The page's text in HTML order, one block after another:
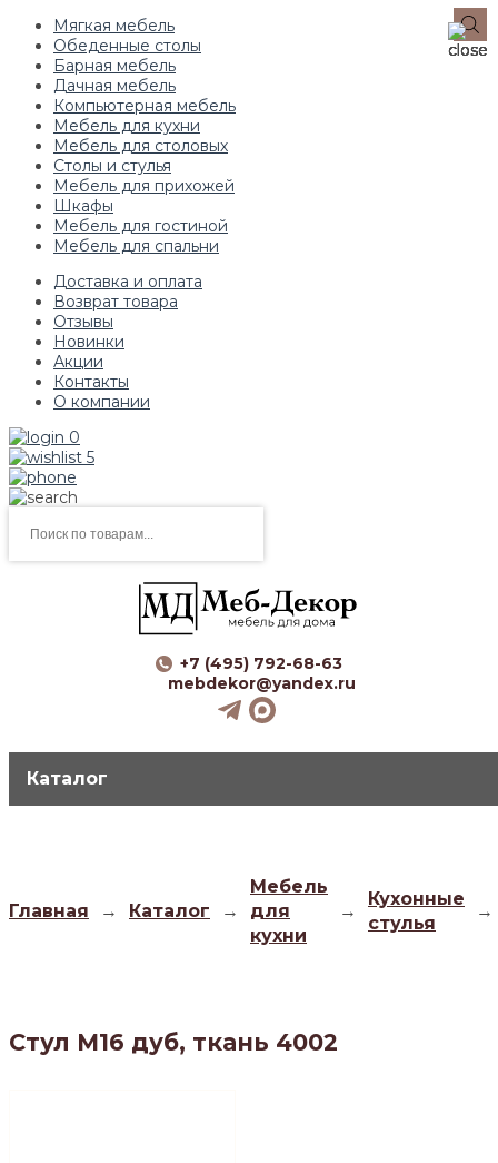
Мягкая мебель
Обеденные столы
Барная мебель
Дачная мебель
Компьютерная мебель
Мебель для кухни
Мебель для столовых
Столы и стулья
Мебель для прихожей
Шкафы
Мебель для гостиной
Мебель для спальни
Доставка и оплата
Возврат товара
Отзывы
Новинки
Акции
Контакты
О компании
0
5
товаров
+7 (495) 792-68-63
mebdekor@yandex.ru
Каталог
Главная → Каталог →
Мебель
для
кухни
→
Кухонные
стулья
→
Стул М16 дуб, ткань 4002